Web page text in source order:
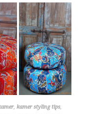
, kamer styling tips,